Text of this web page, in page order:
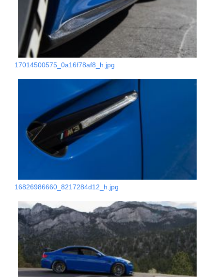
17014500575_0a16f78af8_h.jpg
16826986660_8217284d12_h.jpg